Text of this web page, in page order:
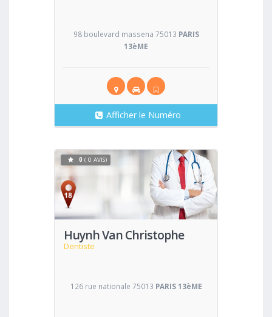
98 boulevard massena 75013 PARIS
13èME
Afficher le Numéro
Huynh Van Christophe
Dentiste
Voir
0 ( 0 AVIS)
126 rue nationale 75013 PARIS 13èME